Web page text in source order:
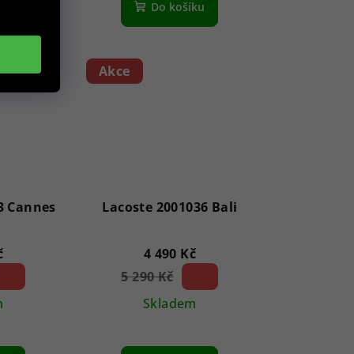
Do košíku
Cannes
Akce
Lacoste 2001036 Bali
4 490 Kč
5 290 Kč
Skladem